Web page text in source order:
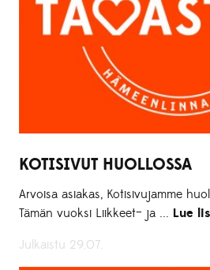
KOTISIVUT HUOLLOSSA
Arvoisa asiakas, Kotisivujamme
Tämän vuoksi Liikkeet– ja ... Lue
Julkaistu 29.07.